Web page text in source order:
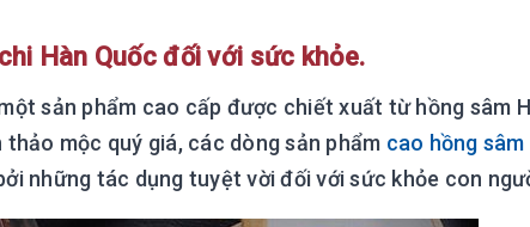
Hàn Quốc đối với sức khỏe.
sản phẩm cao cấp được chiết xuất từ hồng sâm
mộc quý giá, các dòng sản phẩm cao hồng sâm
những tác dụng tuyệt vời đối với sức khỏe con